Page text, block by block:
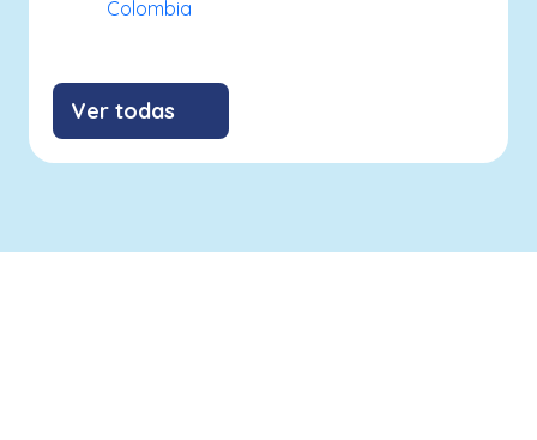
Ver todas